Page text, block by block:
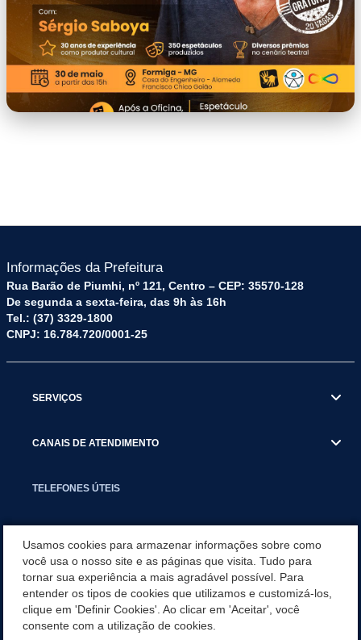
Informações da Prefeitura
Rua Barão de Piumhi, nº 121, Centro – CEP: 35570-128
De segunda a sexta-feira, das 9h às 16h
Tel.: (37) 3329-1800
CNPJ: 16.784.720/0001-25
SERVIÇOS
CANAIS DE ATENDIMENTO
TELEFONES ÚTEIS
NOTÍCIAS
APLICATIVO
Usamos cookies para armazenar informações sobre como
você usa o nosso site e as páginas que visita. Tudo para
tornar sua experiência a mais agradável possível. Para
entender os tipos de cookies que utilizamos e customizá-los,
clique em 'Definir Cookies'. Ao clicar em 'Aceitar', você
consente com a utilização de cookies.